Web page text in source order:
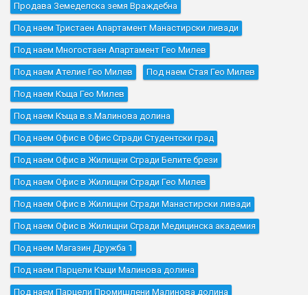
Продава Земеделска земя Враждебна
Под наем Тристаен Апартамент Манастирски ливади
Под наем Многостаен Апартамент Гео Милев
Под наем Ателие Гео Милев Под наем Стая Гео Милев
Под наем Къщa Гео Милев
Под наем Къщa в.з.Малинова долина
Под наем Офис в Офис Сгради Студентски град
Под наем Офис в Жилищни Сгради Белите брези
Под наем Офис в Жилищни Сгради Гео Милев
Под наем Офис в Жилищни Сгради Манастирски ливади
Под наем Офис в Жилищни Сгради Медицинска академия
Под наем Магазин Дружба 1
Под наем Парцели Къщи Малинова долина
Под наем Парцели Промишлени Малинова долина